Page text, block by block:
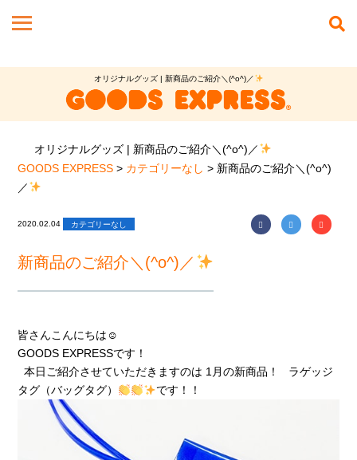
オリジナルグッズ | 新商品のご紹介＼(^o^)／
オリジナルグッズ | 新商品のご紹介＼(^o^)／
GOODS EXPRESS > カテゴリーなし > 新商品のご紹介＼(^o^)
／
2020.02.04 カテゴリーなし
新商品のご紹介＼(^o^)／
皆さんこんにちは ☺︎
GOODS EXPRESSです！
本日ご紹介させていただきますのは 1月の新商品！ ラゲッジ
タグ（バッグタグ）
です！！